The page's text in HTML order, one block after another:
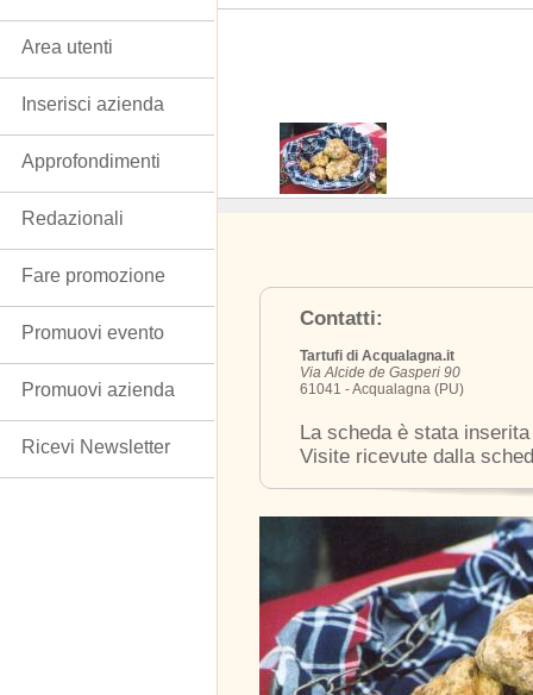
Contatti:
Tartufi di Acqualagna.it
Via Alcide de Gasperi 90
61041 - Acqualagna (PU)
La scheda è stata
Visite ricevute dalla
Area utenti
Inserisci azienda
Approfondimenti
Redazionali
Fare promozione
Promuovi evento
Promuovi azienda
Ricevi Newsletter